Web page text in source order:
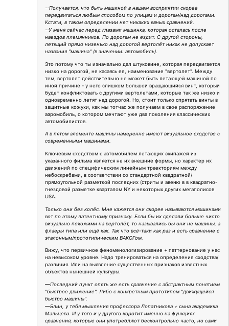
--Получается, что быть машиной в нашем восприятии скорее
передвигаться любым способом по улицам и дорогам/над дорогами.
Кстати, в таком определении нет никаких явных сравнений.
--У меня сейчас перед глазами машинка, которая осталась после
наездов племянников. По дорогам не ездит. С другой стороны,
летящий прямо низенько над дорогой вертолёт никак не допускает
названия "машина" (в значении: автомобиль).
Это потому что ты изначально дал штуковине, которая передвигается
низко на дорогой, не касаясь ее, наименование "вертолет". Между
тем, вертолет действительно не может быть летающей машиной по
иной причине - у него слишком большой вращающийся винт, который
будет конфликтовать с другими вертолетами, которые так же низко и
одновременно летят над дорогой. Но, стоит только спрятать винты в
защитные кожухи, как мы тотчас же получаем в свое распоряжение
аэромобиль, о котором мечтают уже два поколения классических
автомобилистов.
А в пятом элементе машины намеренно имеют визуальное сходство с
современными машинами.
Ключевым сходством с автомобилем летающих экипажей из
указанного фильма является не их внешние формы, но характер их
движений по специфическим линейным траекториям между
небоскребами, в соответствии со стандартной квадратной/
прямоугольной разметкой последних (стриты и авеню в в квадратно-
гнездовой разметке кварталом NY и некоторых других мегаполисов
USA.
Только они без колёс. Мне кажется они скорее называются машинами
вот по этому латентному признаку. Если бы их сделали больше чисто
визуально похожими на вертолёт, то назывались бы они не машины, а
флаеры типа или ещё как. Так что всё-таки как раз и есть сравнение с
эталонным/прототипическим ВАКОГом.
Вижу, что первичное феноменологизирование + паттернование у нас
на невысоком уровне. Надо тренироваться на определение сходства/
различия. Или на выявление существенных признаков известных
объектов нынешней культуры.
—Последний пункт опять же есть сравнение с абстрактным понятием
"быстрое движение". Либо с конкретным прототипом "движущейся
быстро машины".
—Блин, у тебя мышления профессора Лопатникова + сына академика
Мальцева. И у того и у другого коротит именно на функциях
сравнения, которые они употребляют бесконтрольно часто, но сами